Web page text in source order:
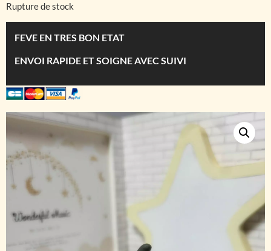
Rupture de stock
FEVE EN TRES BON ETAT
ENVOI RAPIDE ET SOIGNE AVEC SUIVI